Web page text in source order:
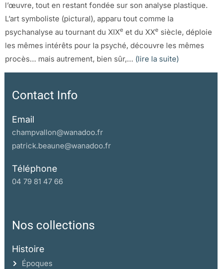
l’œuvre, tout en restant fondée sur son analyse plastique.
L’art symboliste (pictural), apparu tout comme la
psychanalyse au tournant du XIXe et du XXe siècle, déploie
les mêmes intérêts pour la psyché, découvre les mêmes
procès… mais autrement, bien sûr,… (lire la suite)
Contact Info
Email
champvallon@wanadoo.fr
patrick.beaune@wanadoo.fr
Téléphone
04 79 81 47 66
Nos collections
Histoire
Époques